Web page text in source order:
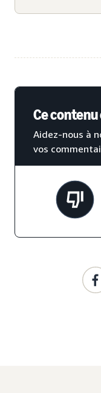
Ce
Aidez-nous à
vos